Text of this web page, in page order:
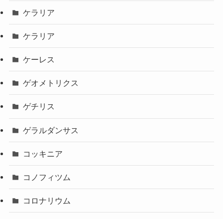
ケラリア
ケラリア
ケーレス
ゲオメトリクス
ゲチリス
ゲラルダンサス
コッキニア
コノフィツム
コロナリウム